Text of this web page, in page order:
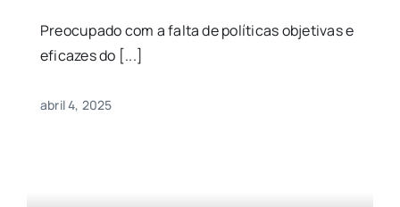
Preocupado com a falta de políticas objetivas e
eficazes do [...]
abril 4, 2025